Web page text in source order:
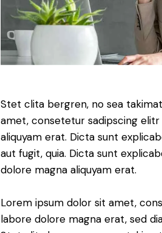
Stet clita bergren, no sea
amet, consetetur sadipscing
aliquyam erat. Dicta sunt
aut fugit, quia. Dicta sunt
dolore magna aliquyam erat.
Lorem ipsum dolor sit amet,
labore dolore magna erat, sed